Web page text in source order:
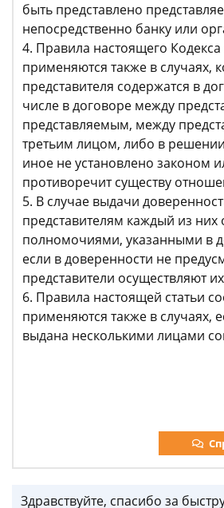
быть представлено
непосредственно банку или
4. Правила настоящего
применяются также в случаях,
представителя содержатся в
числе в договоре между
представляемым, между
третьим лицом, либо в
иное не установлено законом
противоречит существу
5. В случае выдачи
представителям каждый из них
полномочиями, указанными в
если в доверенности не
представители осуществляют
6. Правила настоящей статьи
применяются также в случаях,
выдана несколькими лицами
Здравствуйте, спасибо за